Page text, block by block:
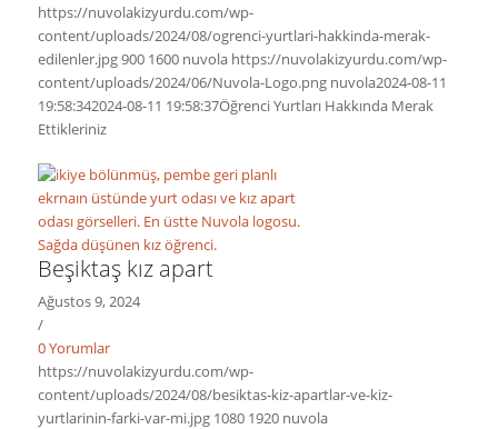
https://nuvolakizyurdu.com/wp-
content/uploads/2024/08/ogrenci-yurtlari-hakkinda-merak-
edilenler.jpg900 1600 nuvola https://nuvolakizyurdu.com/wp-
content/uploads/2024/06/Nuvola-Logo.png nuvola2024-08-11
19:58:342024-08-11 19:58:37Öğrenci Yurtları Hakkında Merak
Ettikleriniz
Beşiktaş kız apart
Ağustos 9, 2024
/
0 Yorumlar
https://nuvolakizyurdu.com/wp-
content/uploads/2024/08/besiktas-kiz-apartlar-ve-kiz-
yurtlarinin-farki-var-mi.jpg 1080 1920 nuvola